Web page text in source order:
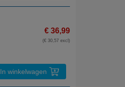
€ 36,99
(€ 30,57 excl)
In winkelwagen